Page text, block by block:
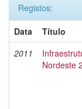
Registos:
Data
Título
2011
Nordeste